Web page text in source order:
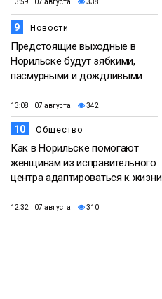
13:59 07 августа 338
9 Новости
Предстоящие выходные в
Норильске будут зябкими,
пасмурными и дождливыми
13:08 07 августа 342
10 Общество
Как в Норильске помогают
женщинам из исправительного
центра адаптироваться к жизни
12:32 07 августа 310